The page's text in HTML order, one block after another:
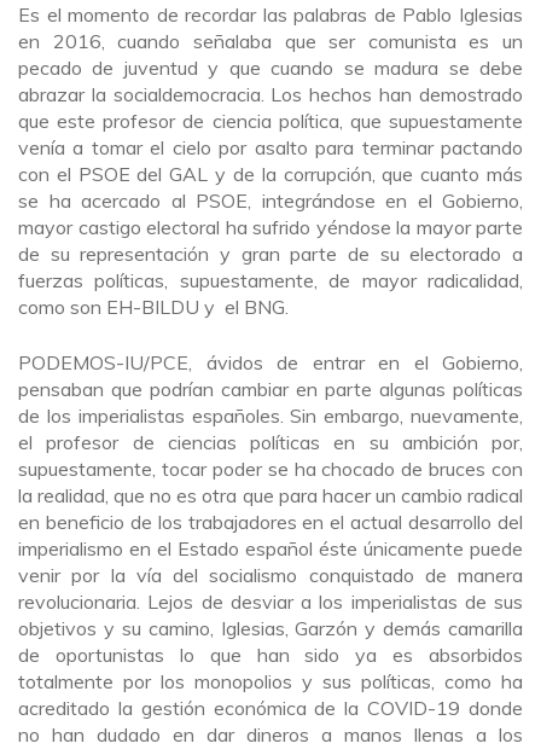
Es el momento de recordar las palabras de Pablo Iglesias
en 2016, cuando señalaba que ser comunista es un
pecado de juventud y que cuando se madura se debe
abrazar la socialdemocracia. Los hechos han demostrado
que este profesor de ciencia política, que supuestamente
venía a tomar el cielo por asalto para terminar pactando
con el PSOE del GAL y de la corrupción, que cuanto más
se ha acercado al PSOE, integrándose en el Gobierno,
mayor castigo electoral ha sufrido yéndose la mayor parte
de su representación y gran parte de su electorado a
fuerzas políticas, supuestamente, de mayor radicalidad,
como son EH-BILDU y el BNG.
PODEMOS-IU/PCE, ávidos de entrar en el Gobierno,
pensaban que podrían cambiar en parte algunas políticas
de los imperialistas españoles. Sin embargo, nuevamente,
el profesor de ciencias políticas en su ambición por,
supuestamente, tocar poder se ha chocado de bruces con
la realidad, que no es otra que para hacer un cambio radical
en beneficio de los trabajadores en el actual desarrollo del
imperialismo en el Estado español éste únicamente puede
venir por la vía del socialismo conquistado de manera
revolucionaria. Lejos de desviar a los imperialistas de sus
objetivos y su camino, Iglesias, Garzón y demás camarilla
de oportunistas lo que han sido ya es absorbidos
totalmente por los monopolios y sus políticas, como ha
acreditado la gestión económica de la COVID-19 donde
no han dudado en dar dineros a manos llenas a los